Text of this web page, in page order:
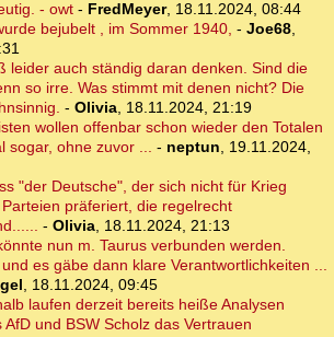
- owt - FredMeyer, 18.11.2024, 08:44
bejubelt , im Sommer 1940, - Joe68,
leider auch ständig daran denken. Sind die
so irre. Was stimmt mit denen nicht? Die
- Olivia, 18.11.2024, 21:19
wollen offenbar schon wieder den Totalen
sogar, ohne zuvor ... - neptun, 19.11.2024,
"der Deutsche", der sich nicht für Krieg
präferiert, die regelrecht
- Olivia, 18.11.2024, 21:13
nun m. Taurus verbunden werden.
es gäbe dann klare Verantwortlichkeiten ...
, 18.11.2024, 09:45
laufen derzeit bereits heiße Analysen
und BSW Scholz das Vertrauen